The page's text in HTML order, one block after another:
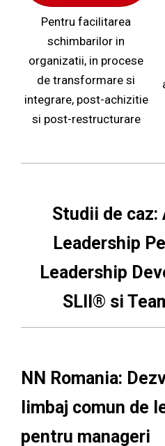
Pentru facilitarea
schimbarilor in
organizatii, in procese
de transformare si
integrare, post-achizitie
si post-restructurare
Studii de caz:
Leadership
Leadership
SLII® si
NN Romania:
limbaj comun de
pentru manageri